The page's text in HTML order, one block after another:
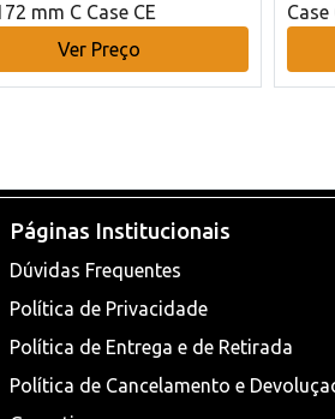
mm C Case CE
Ver Preço
Case
Páginas Institucionais
Dúvidas Frequentes
Política de Privacidade
Política de Entrega e de Retirada
Política de Cancelamento e